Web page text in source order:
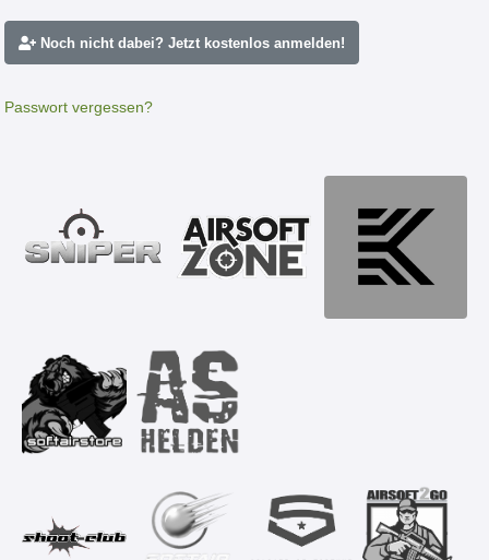
Noch nicht dabei? Jetzt kostenlos anmelden!
Passwort vergessen?